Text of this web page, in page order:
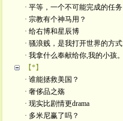
· 平等，一个不可能完成的任务
· 宗教有个神马用？
· 给右博和星辰博
· 骚浪贱，是我打开世界的方式
· 我拿什么奉献给你,我的小孩。
【*】
· 谁能拯救美国？
· 奢侈品之殇
· 现实比剧情更drama
· 多米尼赢了吗？